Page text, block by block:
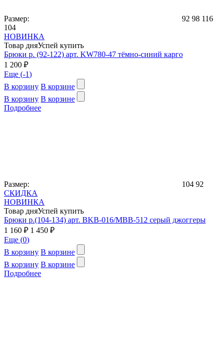
Размер: 92 98 116
104
НОВИНКА
Товар дняУспей купить
Брюки р. (92-122) арт. KW780-47 тёмно-синий карго
1 200 ₽
Еще (-1)
В корзину В корзине
В корзину В корзине
Подробнее
Размер: 104 92
СКИДКА
НОВИНКА
Товар дняУспей купить
Брюки р.(104-134) арт. BKB-016/MBB-512 серый джоггеры
1 160 ₽ 1 450 ₽
Еще (0)
В корзину В корзине
В корзину В корзине
Подробнее